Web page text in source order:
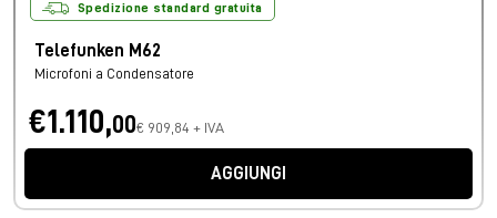
Spedizione standard gratuita
Telefunken M62
Microfoni a Condensatore
€1.110,00€ 909,84 + IVA
AGGIUNGI